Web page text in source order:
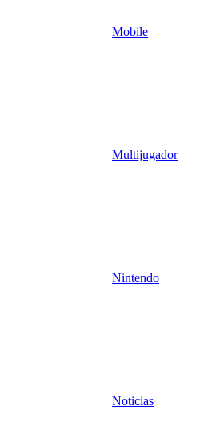
Mobile
Multijugador
Nintendo
Noticias